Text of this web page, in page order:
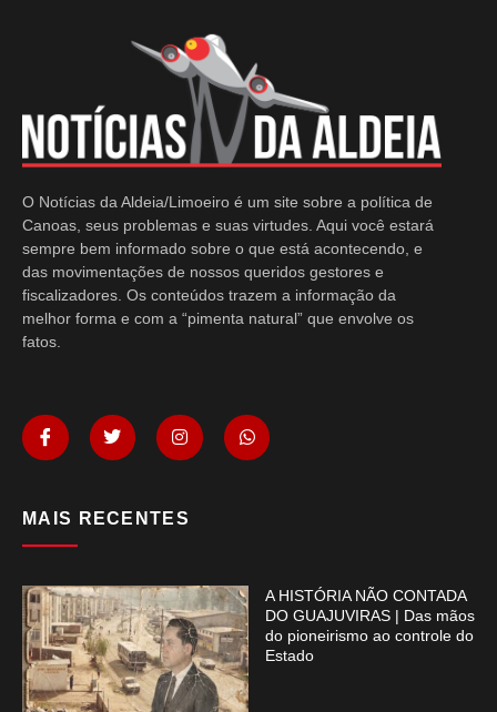
O Notícias da Aldeia/Limoeiro é um site sobre a política de
Canoas, seus problemas e suas virtudes. Aqui você estará
sempre bem informado sobre o que está acontecendo, e
das movimentações de nossos queridos gestores e
fiscalizadores. Os conteúdos trazem a informação da
melhor forma e com a “pimenta natural” que envolve os
fatos.
MAIS RECENTES
A HISTÓRIA NÃO CONTADA
DO GUAJUVIRAS | Das mãos
do pioneirismo ao controle do
Estado